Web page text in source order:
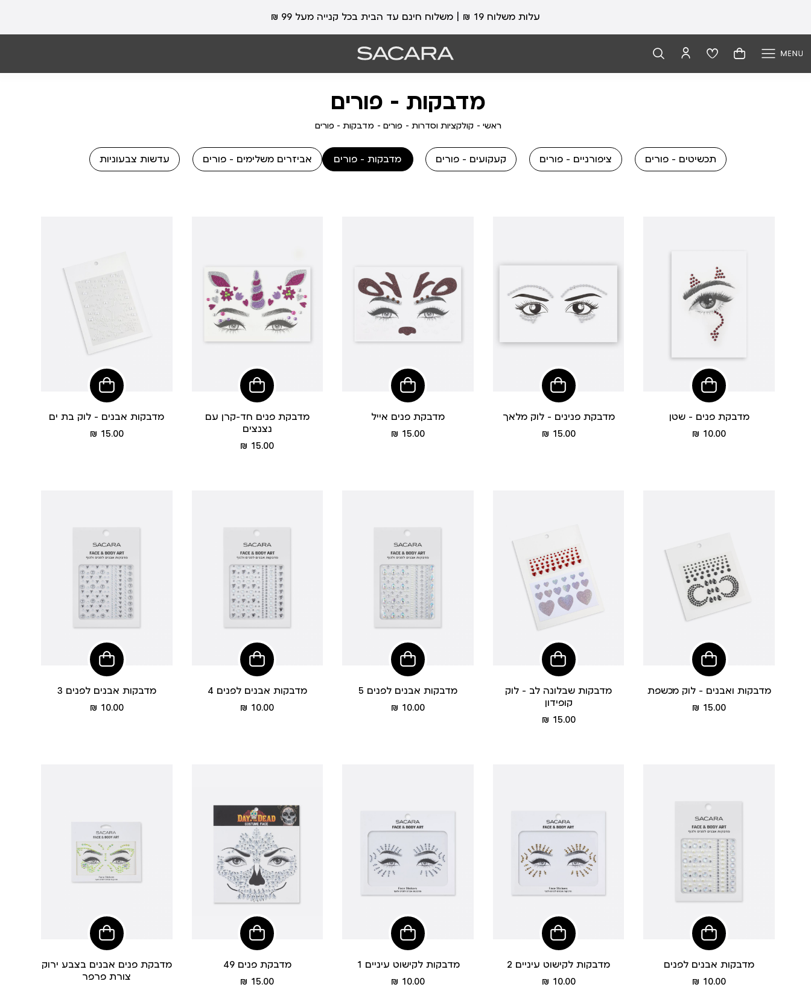
עלות משלוח 19 ₪ | משלוח חינם עד הבית בכל קנייה מעל 99 ₪
מדבקות - פורים
ראשי ראשי
קולקציות וסדרות קולקציות
פורים פורים
מדבקות - פוריםמדבקות
פורים
תכשיטים - פורים ציפורניים - פורים קעקועים - פורים מדבקות - פורים אביזרים משלימים - פורים עדשות צבעוניות
הוסיפי
לסל
מדבקת פנים - שטן
מחיר10.00 ₪
הוסיפי
לסל
מדבקת פנינים - לוק מלאך
מחיר15.00 ₪
הוסיפי
לסל
מדבקת פנים אייל
מחיר15.00 ₪
הוסיפי
לסל
מדבקת פנים חד-קרן עם
נצנצים
מחיר15.00 ₪
הוסיפי
לסל
מדבקות אבנים - לוק בת ים
מחיר15.00 ₪
הוסיפי
לסל
מדבקות ואבנים - לוק מכשפת
מחיר15.00 ₪
הוסיפי
לסל
מדבקות שבלונה לב - לוק
קופידון
מחיר15.00 ₪
הוסיפי
לסל
מדבקות אבנים לפנים 5
מחיר10.00 ₪
הוסיפי
לסל
מדבקות אבנים לפנים 4
מחיר10.00 ₪
הוסיפי
לסל
מדבקות אבנים לפנים 3
מחיר10.00 ₪
הוסיפי
לסל
מדבקות אבנים לפנים
מחיר10.00 ₪
הוסיפי
לסל
מדבקות לקישוט עיניים 2
מחיר10.00 ₪
הוסיפי
לסל
מדבקות לקישוט עיניים 1
מחיר10.00 ₪
הוסיפי
לסל
מדבקת פנים 49
מחיר15.00 ₪
הוסיפי
לסל
מדבקת פנים אבנים בצבע ירוק
צורת פרפר